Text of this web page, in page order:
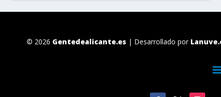
© 2026 Gentedealicante.es | Desarrollado por